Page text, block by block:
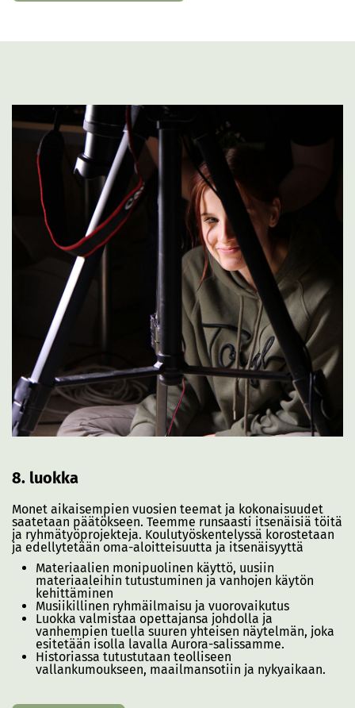
8. luokka
Monet aikaisempien vuosien teemat ja kokonaisuudet
saatetaan päätökseen. Teemme runsaasti itsenäisiä töitä
ja ryhmätyöprojekteja. Koulutyöskentelyssä korostetaan
ja edellytetään oma-aloitteisuutta ja itsenäisyyttä
Materiaalien monipuolinen käyttö, uusiin
materiaaleihin tutustuminen ja vanhojen käytön
kehittäminen
Musiikillinen ryhmäilmaisu ja vuorovaikutus
Luokka valmistaa opettajansa johdolla ja
vanhempien tuella suuren yhteisen näytelmän, joka
esitetään isolla lavalla Aurora-salissamme.
Historiassa tutustutaan teolliseen
vallankumoukseen, maailmansotiin ja nykyaikaan.